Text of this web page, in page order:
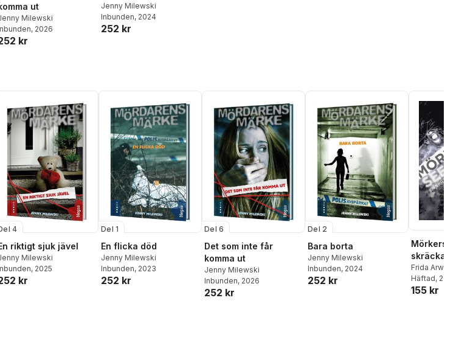
ut
Milewski
, 2026
kr
Jenny Milewski
Inbunden, 2024
252 kr
4
riktigt sjuk jävel
Milewski
, 2025
kr
Del 1
En flicka död
Jenny Milewski
Inbunden, 2023
252 kr
Del 6
Det som inte får
komma ut
Jenny Milewski
Inbunden, 2026
252 kr
Del 2
Bara borta
Jenny Milewski
Inbunden, 2024
252 kr
Frida Arwen
Elisabeth
Centerwall
Häftad, 2014
155 kr